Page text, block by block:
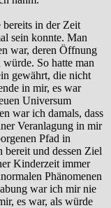
bereits in der Zeit
sein konnte. Man
war, deren Öffnung
So hatte man
gewährt, die nicht
in mir, es war
Universum
war ich damals, dass
Veranlagung in mir
Pfad in
bereit und dessen Ziel
Kinderzeit immer
Phänomenen
war ich mir nie
es war, als würde